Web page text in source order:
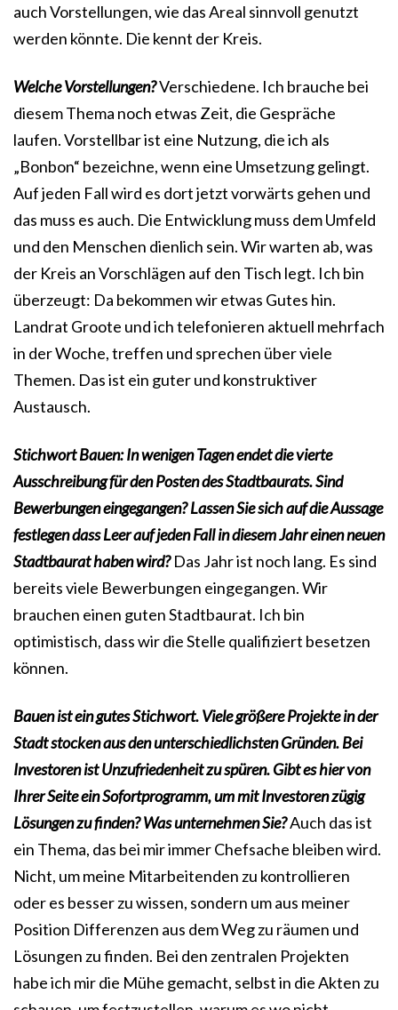
auch Vorstellungen, wie das Areal sinnvoll genutzt
werden könnte. Die kennt der Kreis.
Welche Vorstellungen?Verschiedene. Ich brauche bei
diesem Thema noch etwas Zeit, die Gespräche
laufen. Vorstellbar ist eine Nutzung, die ich als
„Bonbon“ bezeichne, wenn eine Umsetzung gelingt.
Auf jeden Fall wird es dort jetzt vorwärts gehen und
das muss es auch. Die Entwicklung muss dem Umfeld
und den Menschen dienlich sein. Wir warten ab, was
der Kreis an Vorschlägen auf den Tisch legt. Ich bin
überzeugt: Da bekommen wir etwas Gutes hin.
Landrat Groote und ich telefonieren aktuell mehrfach
in der Woche, treffen und sprechen über viele
Themen. Das ist ein guter und konstruktiver
Austausch.
Stichwort Bauen: In wenigen Tagen endet die vierte
Ausschreibung für den Posten des Stadtbaurats. Sind
Bewerbungen eingegangen? Lassen Sie sich auf die Aussage
festlegen dass Leer auf jeden Fall in diesem Jahr einen neuen
Stadtbaurat haben wird?Das Jahr ist noch lang. Es sind
bereits viele Bewerbungen eingegangen. Wir
brauchen einen guten Stadtbaurat. Ich bin
optimistisch, dass wir die Stelle qualifiziert besetzen
können.
Bauen ist ein gutes Stichwort. Viele größere Projekte in der
Stadt stocken aus den unterschiedlichsten Gründen. Bei
Investoren ist Unzufriedenheit zu spüren. Gibt es hier von
Ihrer Seite ein Sofortprogramm, um mit Investoren zügig
Lösungen zu finden? Was unternehmen Sie?Auch das ist
ein Thema, das bei mir immer Chefsache bleiben wird.
Nicht, um meine Mitarbeitenden zu kontrollieren
oder es besser zu wissen, sondern um aus meiner
Position Differenzen aus dem Weg zu räumen und
Lösungen zu finden. Bei den zentralen Projekten
habe ich mir die Mühe gemacht, selbst in die Akten zu